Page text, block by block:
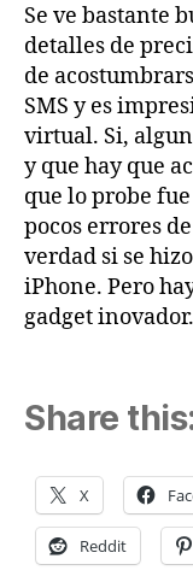
Se ve bastante
detalles de
de
SMS y es
virtual. Si,
y que hay que
que lo probe
pocos errores
verdad si se
iPhone. Pero
gadget inovador.
Share
X
Reddit